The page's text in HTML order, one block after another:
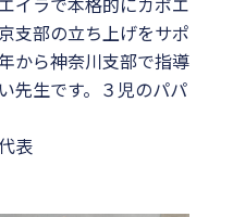
支部の立ち上げをサポ
から神奈川支部で指導
先生です。３児のパパ
表